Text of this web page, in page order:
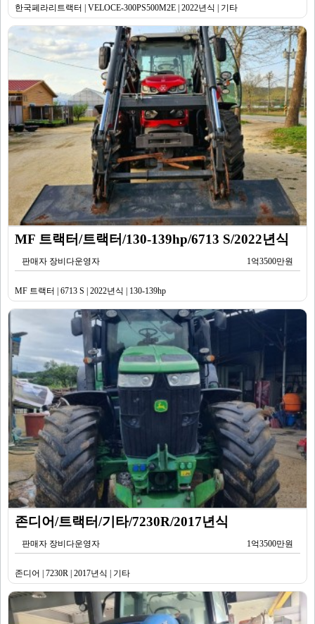
한국페라리트랙터 | VELOCE-300PS500M2E | 2022년식 | 기타
MF 트랙터/트랙터/130-139hp/6713 S/2022년식
판매자 장비다운영자 1억3500만원
MF 트랙터 | 6713 S | 2022년식 | 130-139hp
존디어/트랙터/기타/7230R/2017년식
판매자 장비다운영자 1억3500만원
존디어 | 7230R | 2017년식 | 기타